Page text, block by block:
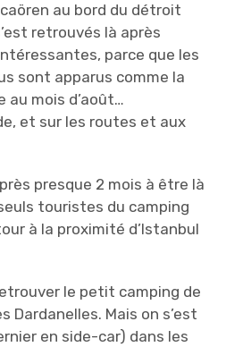
au bord du détroit
retrouvés là après
parce que les
sont apparus comme la
mois d’août…
et sur les routes et aux
presque 2 mois à être là
touristes du camping
à la proximité d’Istanbul
le petit camping de
Dardanelles. Mais on s’est
en side-car) dans les